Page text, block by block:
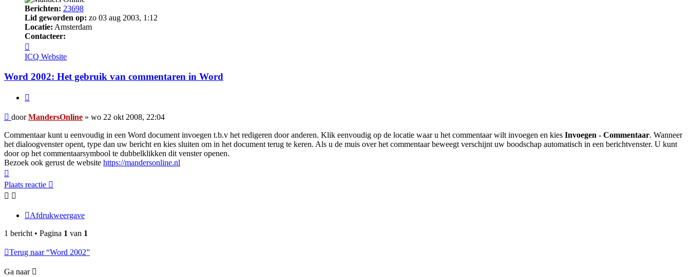
Berichten: 23698
Lid geworden op: zo 03 aug 2003, 1:12
Locatie: Amsterdam
Contacteer:
MandersOnline
ICQ Website
Word 2002: Het gebruik van commentaren in Word
Bericht
doorMandersOnline » wo 22 okt 2008, 22:04
Commentaar kunt u eenvoudig in een Word document invoegen t.b.v het redigeren door anderen. Klik eenvoudig op de locatie waar u het commentaar wilt invoegen en kies Invoegen - Commentaar. Wanneer
het dialoogvenster opent, type dan uw bericht en kies sluiten om in het document terug te keren. Als u de muis over het commentaar beweegt verschijnt uw boodschap automatisch in een berichtvenster. U kunt
door op het commentaarsymbool te dubbelklikken dit venster openen.
Bezoek ook gerust de website https://mandersonline.nl
Plaats reactie
Afdrukweergave
1 bericht • Pagina 1 van 1
Terug naar “Word 2002”
Ga naar